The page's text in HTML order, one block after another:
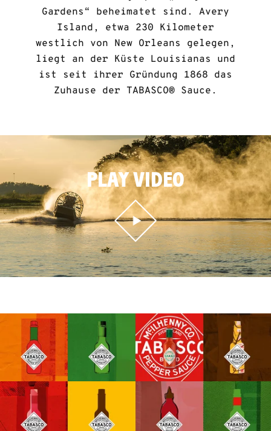
Gardens“ beheimatet sind. Avery
Island, etwa 230 Kilometer
westlich von New Orleans gelegen,
liegt an der Küste Louisianas und
ist seit ihrer Gründung 1868 das
Zuhause der TABASCO® Sauce.
PLAY VIDEO